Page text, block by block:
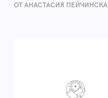
ОТ AНАСТАСИЯ ПЕЙЧИНСКА